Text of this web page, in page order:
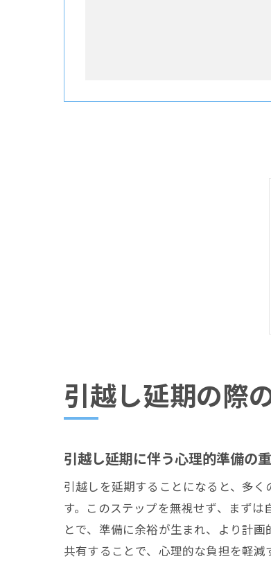
引越し延期の際
引越し延期に伴う心理的準備の
引越しを延期することになると、多
す。このステップを無視せず、まず
とで、準備に余裕が生まれ、より計
共有することで、心理的な負担を軽